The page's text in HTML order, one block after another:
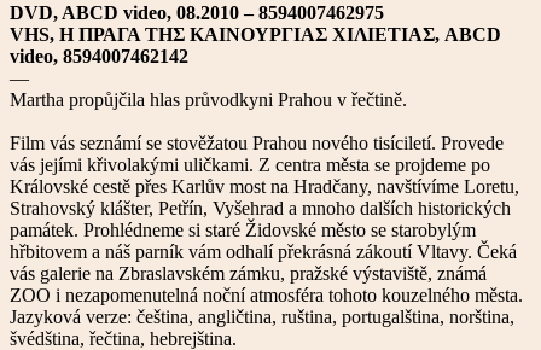
DVD, ABCD video, 08.2010 – 8594007462975
VHS, Η ΠΡΑΓΑ ΤΗΣ ΚΑΙΝΟΥΡΓΙΑΣ ΧΙΛΙΕΤΙΑΣ, ABCD
video, 8594007462142
—
Martha propůjčila hlas průvodkyni Prahou v řečtině.
Film vás seznámí se stověžatou Prahou nového tisíciletí. Provede
vás jejími křivolakými uličkami. Z centra města se projdeme po
Královské cestě přes Karlův most na Hradčany, navštívíme Loretu,
Strahovský klášter, Petřín, Vyšehrad a mnoho dalších historických
památek. Prohlédneme si staré Židovské město se starobylým
hřbitovem a náš parník vám odhalí překrásná zákoutí Vltavy. Čeká
vás galerie na Zbraslavském zámku, pražské výstaviště, známá
ZOO i nezapomenutelná noční atmosféra tohoto kouzelného města.
Jazyková verze: čeština, angličtina, ruština, portugalština, norština,
švédština, řečtina, hebrejština.